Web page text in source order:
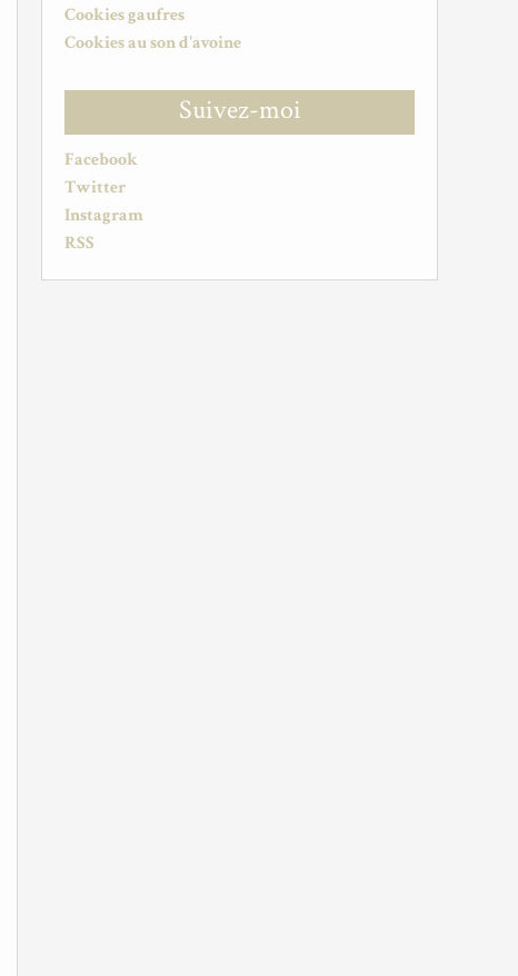
Cookies gaufres
Cookies au son d'avoine
Suivez-moi
Facebook
Twitter
Instagram
RSS